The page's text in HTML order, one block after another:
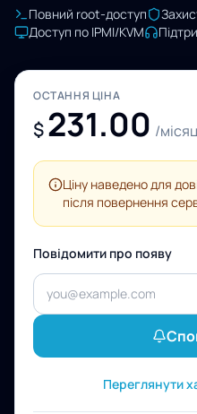
Повний root-доступ
Доступ по IPMI/KVM
ОСТАННЯ ЦІНА
$231.00 /
Ціну наведено для
після повернення
Повідомити про появу
Переглянути